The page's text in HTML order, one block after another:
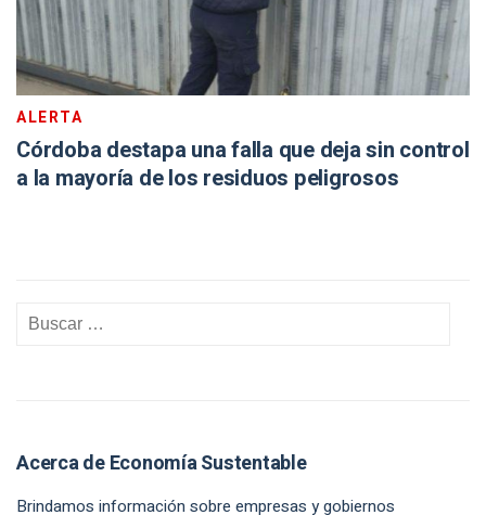
ALERTA
Córdoba destapa una falla que deja sin control
a la mayoría de los residuos peligrosos
Acerca de Economía Sustentable
Brindamos información sobre empresas y gobiernos